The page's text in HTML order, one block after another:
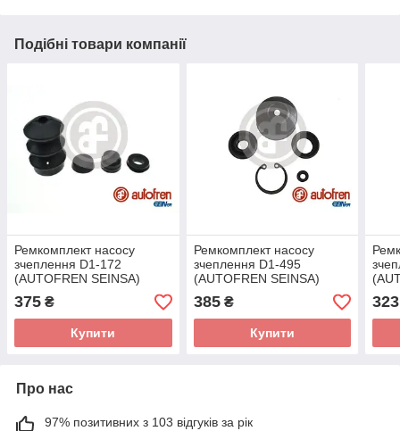
Подібні товари компанії
Ремкомплект насосу
зчеплення D1-172
(AUTOFREN SEINSA)
375 ₴
Купити
Ремкомплект насосу
зчеплення D1-495
(AUTOFREN SEINSA)
385₴
Купити
323
Про нас
97% позитивних з 103 відгуків за рік